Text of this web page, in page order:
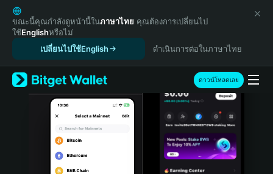
English
日本語
Tiếng Việt
Español (Latinoamérica)
Türkçe
Italiano
Português (Portugal)
ขณะนี้คุณกำลังดูหน้านี้ในภาษาไทย คุณต้องการเปลี่ยนไป
ใช้Englishหรือไม่
เปลี่ยนไปใช้English
ดำเนินการต่อในภาษาไทย
ดาวน์โหลดเลย